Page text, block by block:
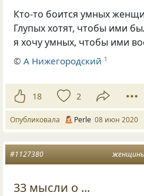
Кто-то боится умных
Глупых хотят, чтобы ими
я хочу умных, чтобы ими
©А Нижегородский 1
18 2
Опубликовала Perle 08 июн 2020
#1127380
33 мысли о ...